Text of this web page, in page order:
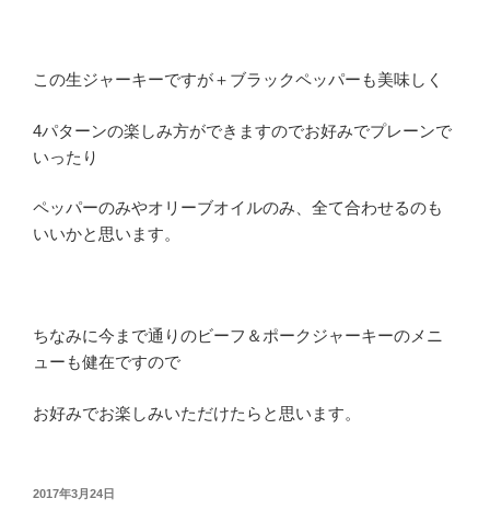
この生ジャーキーですが＋ブラックペッパーも美味しく
4パターンの楽しみ方ができますのでお好みでプレーンで
いったり
ペッパーのみやオリーブオイルのみ、全て合わせるのも
いいかと思います。
ちなみに今まで通りのビーフ＆ポークジャーキーのメニ
ューも健在ですので
お好みでお楽しみいただけたらと思います。
投
2017年3月24日